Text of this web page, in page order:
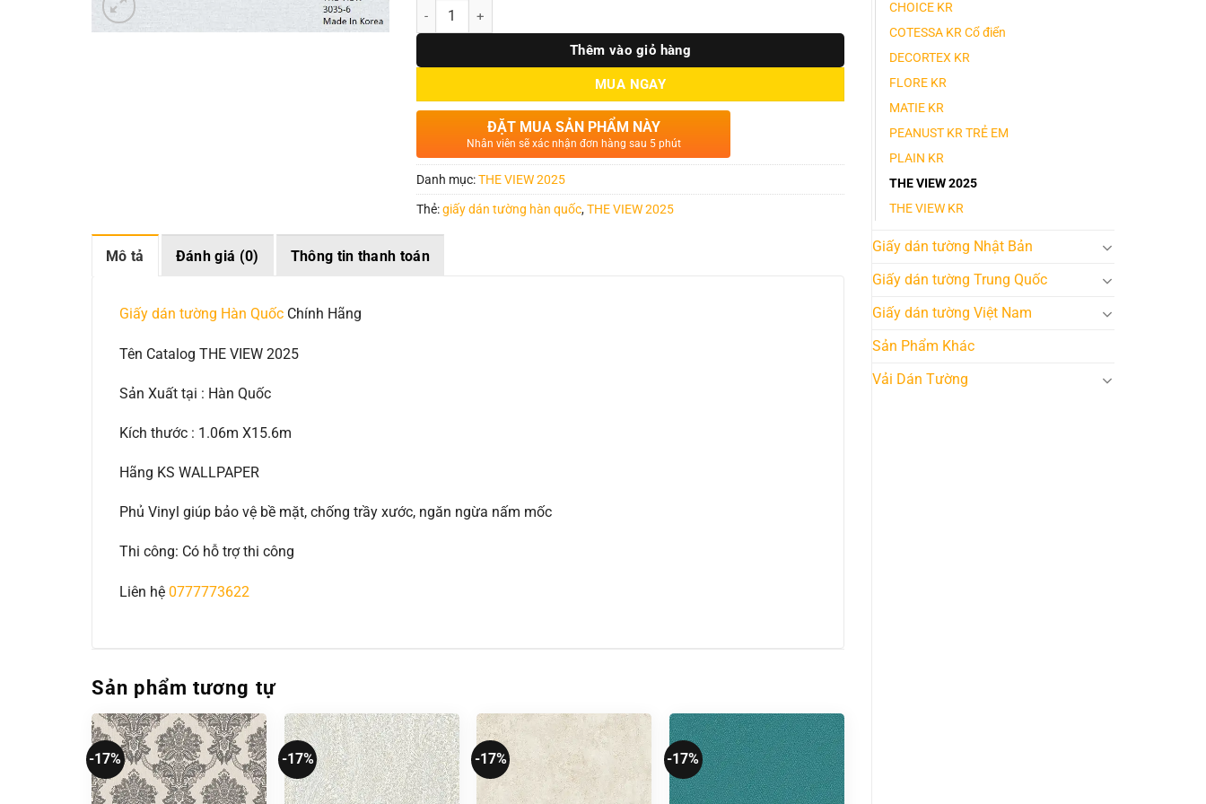
CHOICE KR
COTESSA KR Cổ điển
DECORTEX KR
FLORE KR
MATIE KR
PEANUST KR TRẺ EM
PLAIN KR
THE VIEW 2025
THE VIEW KR
Giấy dán tường Nhật Bản
Giấy dán tường Trung Quốc
Giấy dán tường Việt Nam
Sản Phẩm Khác
Vải Dán Tường
Số lượng
Thêm vào giỏ hàng
MUA NGAY
ĐẶT MUA SẢN PHẨM NÀY
Nhân viên sẽ xác nhận đơn hàng sau 5 phút
Danh mục:THE VIEW 2025
Thẻ:giấy dán tường hàn quốc,THE VIEW 2025
Mô tả Đánh giá (0) Thông tin thanh toán
Giấy dán tường Hàn Quốc Chính Hãng
Tên Catalog THE VIEW 2025
Sản Xuất tại : Hàn Quốc
Kích thước : 1.06m X15.6m
Hãng KS WALLPAPER
Phủ Vinyl giúp bảo vệ bề mặt, chống trầy xước, ngăn ngừa nấm mốc
Thi công: Có hỗ trợ thi công
Liên hệ 0777773622
Sản phẩm tương tự
-17% -17% -17% -17%